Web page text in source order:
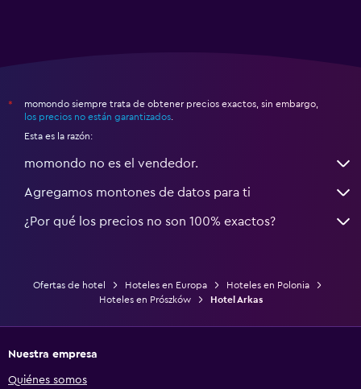
*
momondo siempre trata de obtener precios exactos, sin embargo,
los precios no están garantizados
Esta es la razón:
momondo no es el vendedor.
Agregamos montones de datos para ti
¿Por qué los precios no son 100% exactos?
Ofertas de hotel Hoteles en Europa
Hoteles en Polonia
Hoteles en Prószków
Hotel Arkas
Nuestra empresa
Quiénes somos